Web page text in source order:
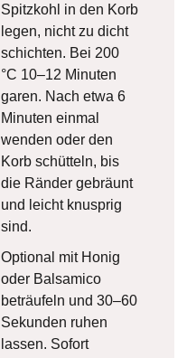
Spitzkohl in den Korb
legen, nicht zu dicht
schichten. Bei 200
°C 10–12 Minuten
garen. Nach etwa 6
Minuten einmal
wenden oder den
Korb schütteln, bis
die Ränder gebräunt
und leicht knusprig
sind.
Optional mit Honig
oder Balsamico
beträufeln und 30–60
Sekunden ruhen
lassen. Sofort